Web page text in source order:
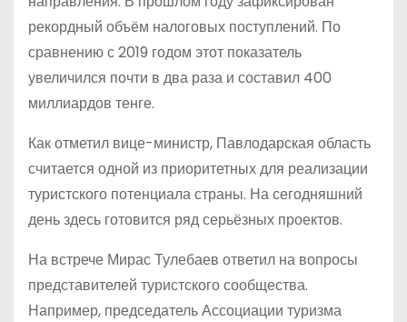
рекордный объём налоговых поступлений. По
сравнению с 2019 годом этот показатель
увеличился почти в два раза и составил 400
миллиардов тенге.
Как отметил вице-министр, Павлодарская область
считается одной из приоритетных для реализации
туристского потенциала страны. На сегодняшний
день здесь готовится ряд серьёзных проектов.
На встрече Мирас Тулебаев ответил на вопросы
представителей туристского сообщества.
Например, председатель Ассоциации туризма